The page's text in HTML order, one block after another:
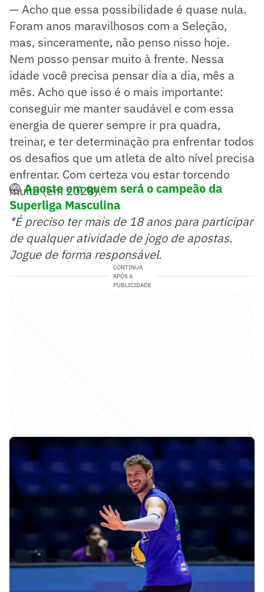
— Acho que essa possibilidade é quase nula.
Foram anos maravilhosos com a Seleção,
mas, sinceramente, não penso nisso hoje.
Nem posso pensar muito à frente. Nessa
idade você precisa pensar dia a dia, mês a
mês. Acho que isso é o mais importante:
conseguir me manter saudável e com essa
energia de querer sempre ir pra quadra,
treinar, e ter determinação pra enfrentar todos
os desafios que um atleta de alto nível precisa
enfrentar. Com certeza vou estar torcendo
muito (em 2028).
🏐Aposte em quem será o campeão da
Superliga Masculina
*É preciso ter mais de 18 anos para participar
de qualquer atividade de jogo de apostas.
Jogue de forma responsável.
CONTINUA
APÓS A
PUBLICIDADE